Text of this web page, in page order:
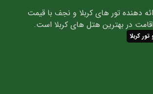
دهنده تور های کربلا و نجف با قیمت
در بهترین هتل های کربلا است.
کربلا